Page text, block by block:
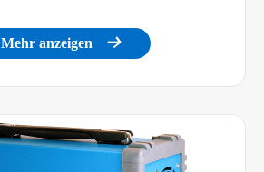
Mehr anzeigen 